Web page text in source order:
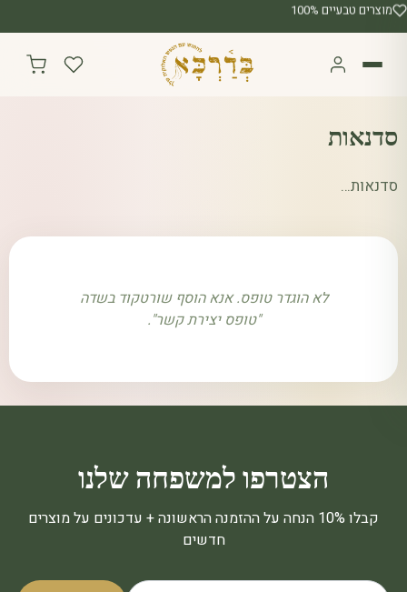
מוצרים טבעיים 100%
סדנאות
סדנאות…
לא הוגדר טופס. אנא הוסף שורטקוד בשדה
"טופס יצירת קשר".
הצטרפו למשפחה שלנו
קבלו 10% הנחה על ההזמנה הראשונה + עדכונים על מוצרים
חדשים